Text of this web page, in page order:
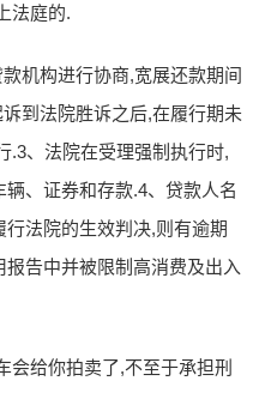
法庭的.
机构进行协商,宽展还款期间
到法院胜诉之后,在履行期未
.3、法院在受理强制执行时,
、证券和存款.4、贷款人名
法院的生效判决,则有逾期
告中并被限制高消费及出入
会给你拍卖了,不至于承担刑